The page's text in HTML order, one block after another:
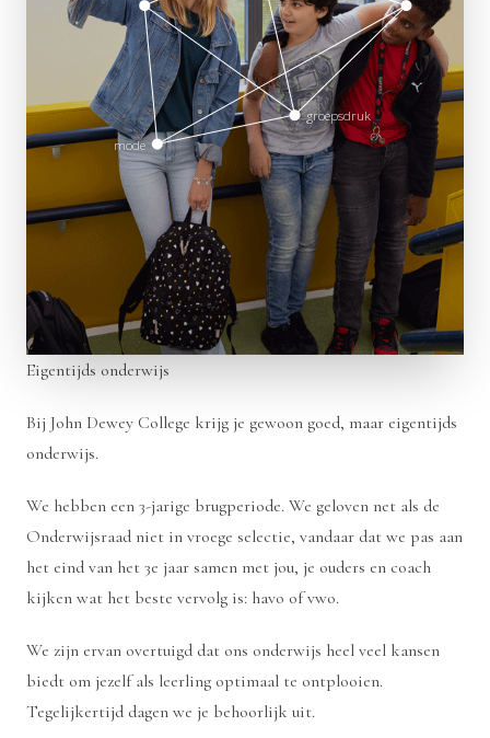
mode
groepsdruk
Eigentijds onderwijs
Bij John Dewey College krijg je gewoon goed, maar eigentijds
onderwijs.
We hebben een 3-jarige brugperiode. We geloven net als de
Onderwijsraad niet in vroege selectie, vandaar dat we pas aan
het eind van het 3e jaar samen met jou, je ouders en coach
kijken wat het beste vervolg is: havo of vwo.
We zijn ervan overtuigd dat ons onderwijs heel veel kansen
biedt om jezelf als leerling optimaal te ontplooien.
Tegelijkertijd dagen we je behoorlijk uit.